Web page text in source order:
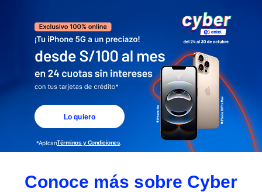
Lo quiero
*AplicanTérminos y Condiciones
Conoce más sobre Cyber